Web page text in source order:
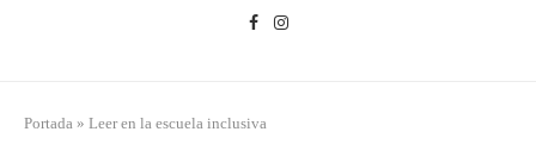
Portada » Leer en la escuela inclusiva